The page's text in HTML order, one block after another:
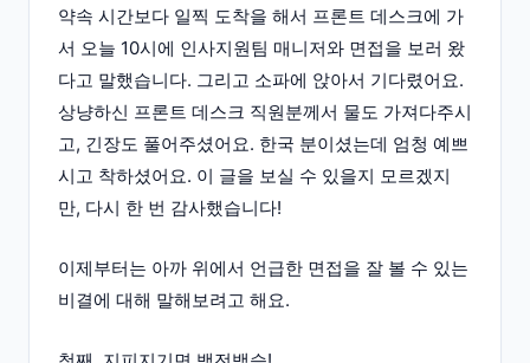
약속 시간보다 일찍 도착을 해서 프론트 데스크에 가
서 오늘 10시에 인사지원팀 매니저와 면접을 보러 왔
다고 말했습니다. 그리고 소파에 앉아서 기다렸어요.
상냥하신 프론트 데스크 직원분께서 물도 가져다주시
고, 긴장도 풀어주셨어요. 한국 분이셨는데 엄청 예쁘
시고 착하셨어요. 이 글을 보실 수 있을지 모르겠지
만, 다시 한 번 감사했습니다!
이제부터는 아까 위에서 언급한 면접을 잘 볼 수 있는
비결에 대해 말해보려고 해요.